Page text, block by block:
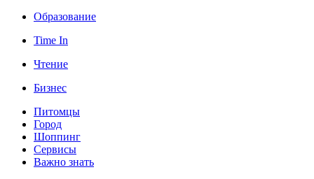
Образование
Time In
Чтение
Бизнес
Питомцы
Город
Шоппинг
Сервисы
Важно знать